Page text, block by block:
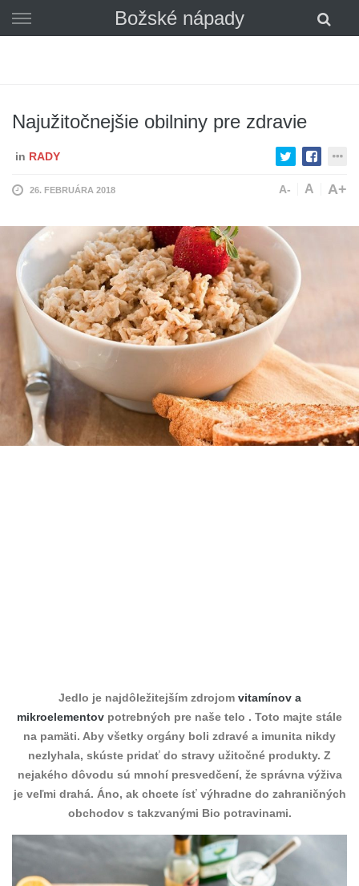
Božské nápady
to
Najužitočnejšie obilniny pre zdravie
in RADY
26. FEBRUÁRA 2018 A- A A+
Jedlo je najdôležitejším zdrojom vitamínov a
mikroelementov potrebných pre naše telo . Toto majte stále
na pamäti. Aby všetky orgány boli zdravé a imunita nikdy
nezlyhala, skúste pridať do stravy užitočné produkty. Z
nejakého dôvodu sú mnohí presvedčení, že správna výživa
je veľmi drahá. Áno, ak chcete ísť výhradne do zahraničných
obchodov s takzvanými Bio potravinami.